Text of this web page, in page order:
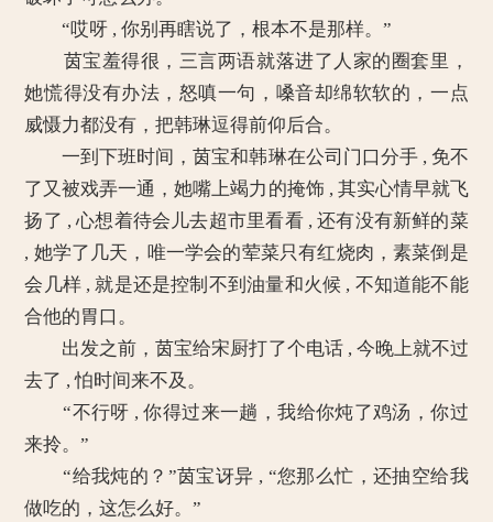
“哎呀 , 你别再瞎说了，根本不是那样。”
茵宝羞得很，三言两语就落进了人家的圈套里，
她慌得没有办法，怒嗔一句，嗓音却绵软软的，一点
威慑力都没有，把韩琳逗得前仰后合。
一到下班时间，茵宝和韩琳在公司门口分手 , 免不
了又被戏弄一通，她嘴上竭力的掩饰 , 其实心情早就飞
扬了 , 心想着待会儿去超市里看看 , 还有没有新鲜的菜
, 她学了几天，唯一学会的荤菜只有红烧肉，素菜倒是
会几样 , 就是还是控制不到油量和火候 , 不知道能不能
合他的胃口。
出发之前，茵宝给宋厨打了个电话 , 今晚上就不过
去了 , 怕时间来不及。
“不行呀 , 你得过来一趟，我给你炖了鸡汤，你过
来拎。”
“给我炖的？”茵宝讶异 , “您那么忙，还抽空给我
做吃的，这怎么好。”